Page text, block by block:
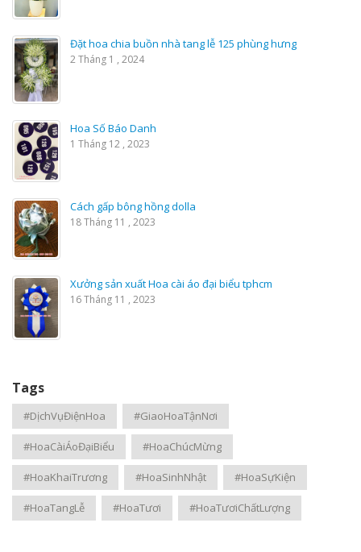
Đặt hoa chia buồn nhà tang lễ 125 phùng hưng
2 Tháng 1 , 2024
Hoa Số Báo Danh
1 Tháng 12 , 2023
Cách gấp bông hồng dolla
18 Tháng 11 , 2023
Xưởng sản xuất Hoa cài áo đại biểu tphcm
16 Tháng 11 , 2023
Tags
#DịchVụĐiệnHoa #GiaoHoaTậnNơi
#HoaCàiÁoĐạiBiểu #HoaChúcMừng
#HoaKhaiTrương #HoaSinhNhật #HoaSựKiện
#HoaTangLễ #HoaTươi #HoaTươiChấtLượng